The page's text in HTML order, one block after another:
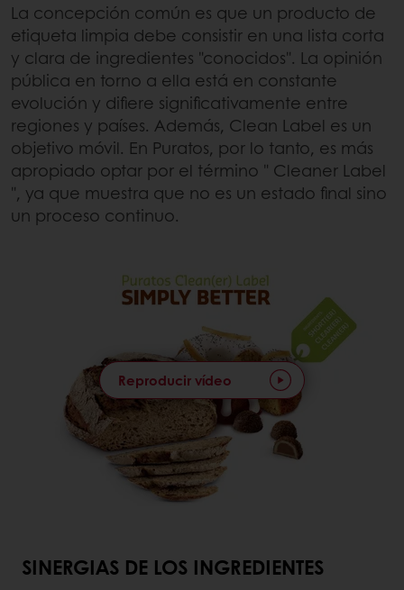
La concepción común es que un producto de
etiqueta limpia debe consistir en una lista corta
y clara de ingredientes "conocidos". La opinión
pública en torno a ella está en constante
evolución y difiere significativamente entre
regiones y países. Además, Clean Label es un
objetivo móvil. En Puratos, por lo tanto, es más
apropiado optar por el término " Cleaner Label
", ya que muestra que no es un estado final sino
un proceso continuo.
Reproducir vídeo
SINERGIAS DE LOS INGREDIENTES